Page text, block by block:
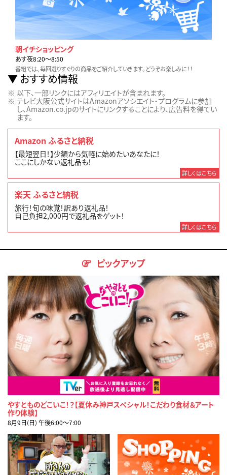
朝イチショッピング
あす夜8:20〜8:50
番組では、毎回選りすぐりの商品をご紹介していきます。どうぞお楽しみに！！
おすすめ情報
以下、一部リンクにはアフィリエイトが含まれます。
テレビ大阪公式サイトはAmazonアソシエイト・プログラムに参加
し、Amazon.co.jpのサイトにリンクすることにより、広告料を得てい
ます。
Amazon ふるさと納税
【最短翌日！】少額から気軽に始めたいあなたに！
ここにしかない返礼品も！
詳しくはこちら
楽天 ふるさと納税
旅行！旬の味覚！訳あり返礼品！
自己負担2,000円で返礼品をゲット！
詳しくはこちら
ピックアップ
やすとものどこいこ！？【夏休み神戸スペシャル！こだわり食材＆アート
作り体験】
8月9日(日) 午後6:00〜7:00